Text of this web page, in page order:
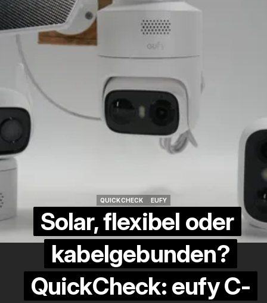
QUICKCHECK
EUFY
Solar, flexibel oder
kabelgebunden?
QuickCheck: eufy C-